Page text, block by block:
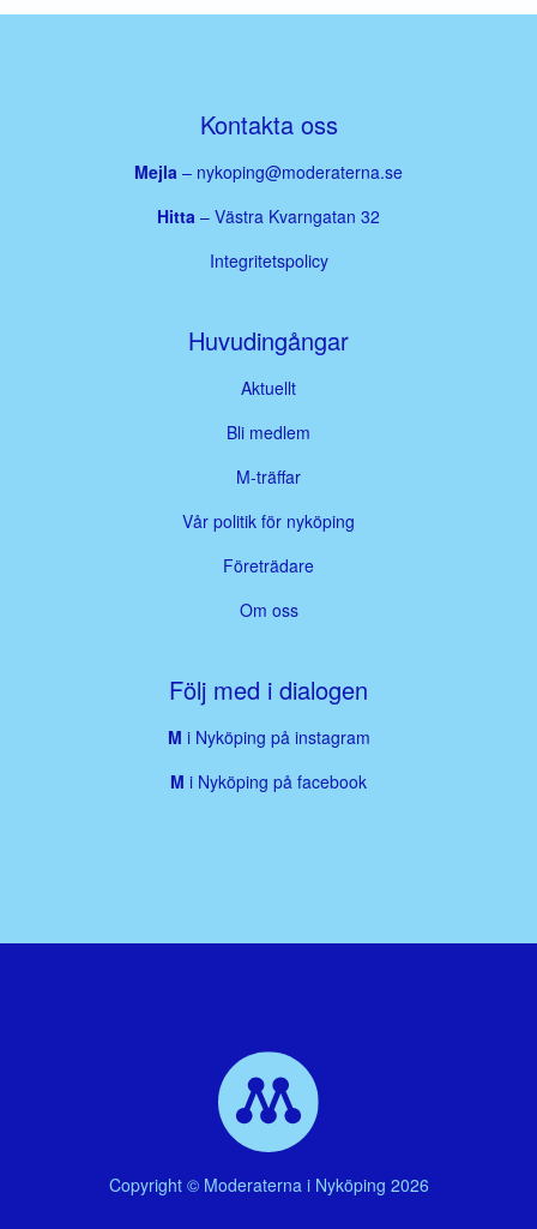
Kontakta oss
Mejla – nykoping@moderaterna.se
Hitta – Västra Kvarngatan 32
Integritetspolicy
Huvudingångar
Aktuellt
Bli medlem
M-träffar
Vår politik för nyköping
Företrädare
Om oss
Följ med i dialogen
M i Nyköping på instagram
M i Nyköping på facebook
Copyright © Moderaterna i Nyköping 2026